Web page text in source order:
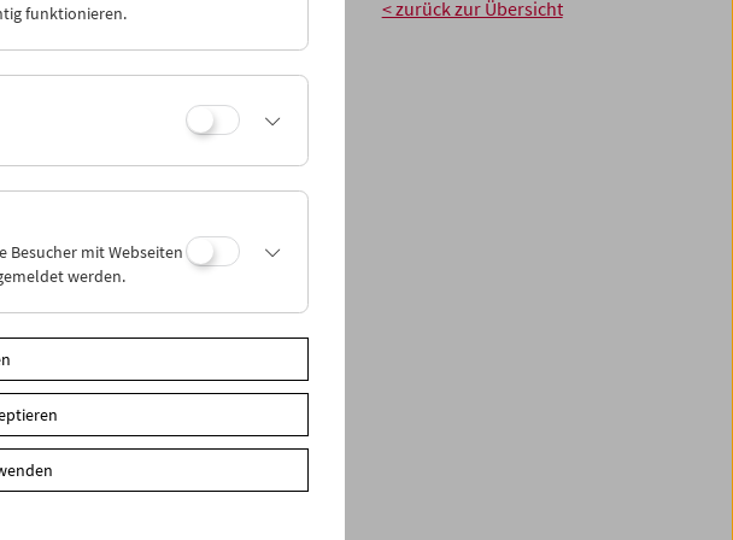
The Case of Lena Smith
sprechen über die Geschichte eines
< zurück zur Übersicht
funktionieren.
Besucher mit Webseiten
werden.